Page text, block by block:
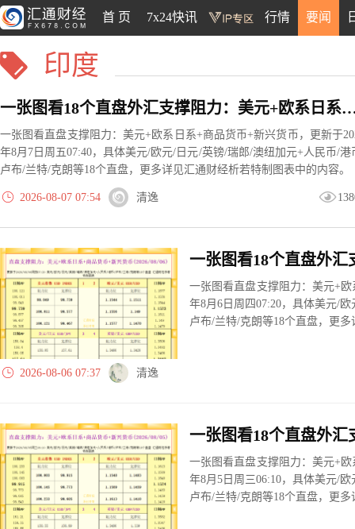
首 页 7x24快讯 行情 要闻
印度
一张图看18个直盘外汇支撑阻力：美元+欧系日系+商品
一张图看直盘支撑阻力：美元+欧系日系+商品货币+新兴货币，更新于
年8月7日周五07:40，具体美元/欧元/日元/英镑/瑞郎/澳纽加元+人民币/港
卢布/兰特/克朗等18个直盘，更多详见汇通财经析若特制图表中的内容。
2026-08-07 07:54 清逸
一张图看直盘支撑阻力：美元+
年8月6日周四07:20，具体美元/
卢布/兰特/克朗等18个直盘，更
2026-08-06 07:37 清逸
一张图看直盘支撑阻力：美元+
年8月5日周三06:10，具体美元/
卢布/兰特/克朗等18个直盘，更